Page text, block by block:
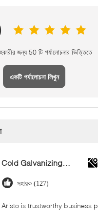
জন্য 50 টি পর্যালোচনার ভিত্তিতে
একটি পর্যালোচনা লিখুন
Cold Galvanizing Zinc Spray Paint 400ml
সহায়ক (127)
Aristo is trustworthy business